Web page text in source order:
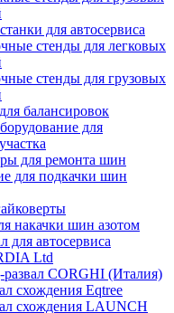
для автосервиса
стенды для легковых
стенды для грузовых
балансировок
для
для ремонта шин
для подкачки шин
накачки шин азотом
для автосервиса
Ltd
CORGHI (Италия)
схождения Eqtree
схождения LAUNCH